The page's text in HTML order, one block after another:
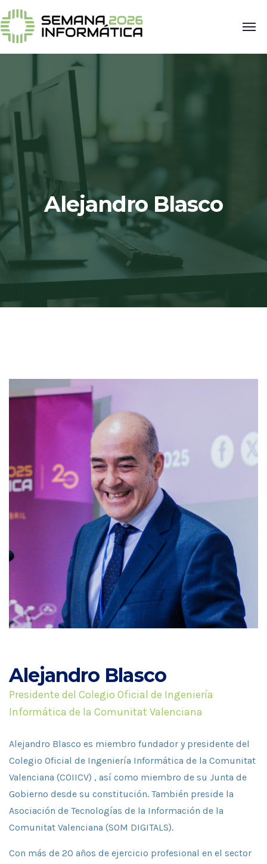
Alejandro Blasco
Alejandro Blasco
Presidente del Colegio Oficial de Ingeniería
Informática de la Comunitat Valenciana
Alejandro Blasco es miembro fundador y presidente del
Colegio Oficial de Ingeniería Informática de la Comunitat
Valenciana (COIICV) , así como miembro de su Junta de
Gobierno desde su constitución. También preside la
Asociación de Tecnologías de la Información de la
Comunitat Valenciana (SOM DIGITALS).
Con más de 20 años de ejercicio profesional en el sector